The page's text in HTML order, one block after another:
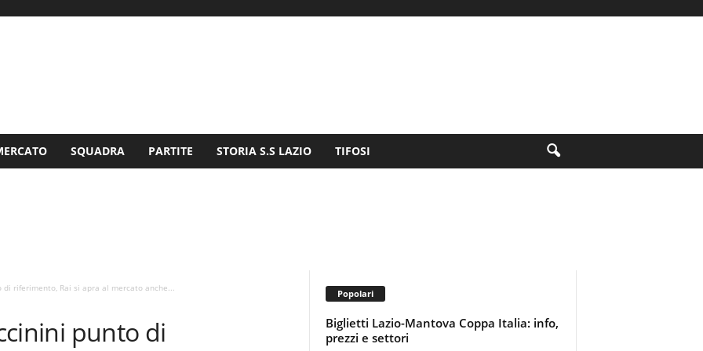
SQUADRA PARTITE STORIA S.S LAZIO TIFOSI
di riferimento, Rai si apra al mercato anche...
punto di
Popolari
Biglietti Lazio-Mantova Coppa Italia: info,
prezzi e settori